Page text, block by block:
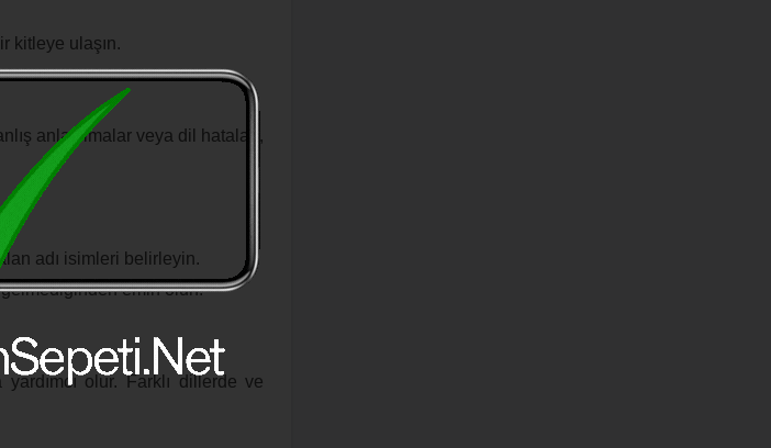
kitleye ulaşın.
anlaşılmalar veya dil hataları,
adı isimleri belirleyin.
gelmediğinden emin olun.
yardımcı olur. Farklı dillerde ve